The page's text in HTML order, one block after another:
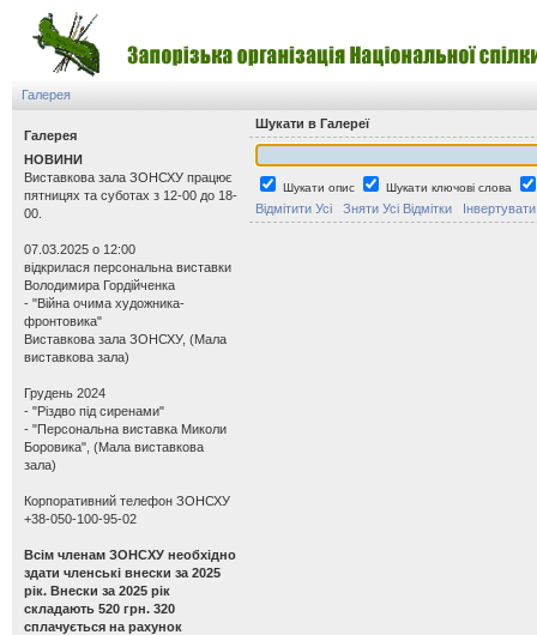
Галерея
Галерея
НОВИНИ
Виставкова зала ЗОНСХУ працює
пятницях та суботах з 12-00 до 18-
00.
07.03.2025 о 12:00
відкрилася персональна виставки
Володимира Гордійченка
- "Війна очима художника-
фронтовика"
Виставкова зала ЗОНСХУ, (Мала
виставкова зала)
Грудень 2024
- "Різдво під сиренами"
- "Персональна виставка Миколи
Боровика", (Мала виставкова
зала)
Корпоративний телефон ЗОНСХУ
+38-050-100-95-02
Всім членам ЗОНСХУ необхідно
здати членські внески за 2025
рік. Внески за 2025 рік
складають 520 грн. 320
сплачується на рахунок
Шукати в Галереї
Шукати опис Шукати ключові слова
Відмітити Усі Зняти Усі Відмітки Інвертувати